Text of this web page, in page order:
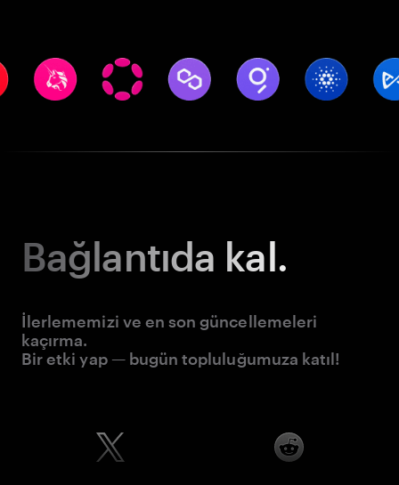
Bağlantıda kal.
İlerlememizi ve en son güncellemeleri
kaçırma.
Bir etki yap — bugün topluluğumuza katıl!